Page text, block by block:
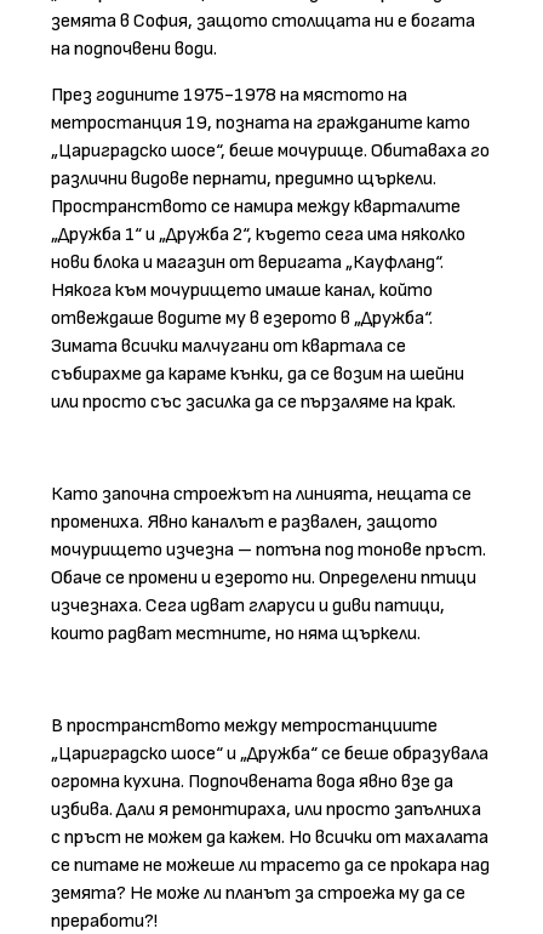
земята в София, защото столицата ни е богата
на подпочвени води.
През годините 1975-1978 на мястото на
метростанция 19, позната на гражданите като
„Цариградско шосе“, беше мочурище. Обитаваха го
различни видове пернати, предимно щъркели.
Пространството се намира между кварталите
„Дружба 1“ и „Дружба 2“, където сега има няколко
нови блока и магазин от веригата „Кауфланд“.
Някога към мочурището имаше канал, който
отвеждаше водите му в езерото в „Дружба“.
Зимата всички малчугани от квартала се
събирахме да караме кънки, да се возим на шейни
или просто със засилка да се пързаляме на крак.
Като започна строежът на линията, нещата се
промениха. Явно каналът е развален, защото
мочурището изчезна – потъна под тонове пръст.
Обаче се промени и езерото ни. Определени птици
изчезнаха. Сега идват гларуси и диви патици,
които радват местните, но няма щъркели.
В пространството между метростанциите
„Цариградско шосе“ и „Дружба“ се беше образувала
огромна кухина. Подпочвената вода явно взе да
избива. Дали я ремонтираха, или просто запълниха
с пръст не можем да кажем. Но всички от махалата
се питаме не можеше ли трасето да се прокара над
земята? Не може ли планът за строежа му да се
преработи?!